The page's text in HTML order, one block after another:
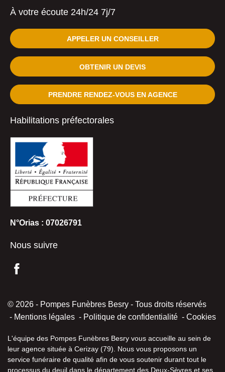
À votre écoute 24h/24 7j/7
APPELER UN CONSEILLER
OBTENIR UN DEVIS
PRENDRE RENDEZ-VOUS EN AGENCE
Habilitations préfectorales
N°Orias : 07026791
Nous suivre
© 2026 - Pompes Funèbres Besry - Tous droits réservés
Mentions légales
Politique de confidentialité Cookies
L'équipe des Pompes Funèbres Besry vous accueille au sein de
leur agence située à Cerizay (79). Nous vous proposons un
service funéraire de qualité afin de vous soutenir durant tout le
processus du deuil dans le département des Deux-Sèvres et ses